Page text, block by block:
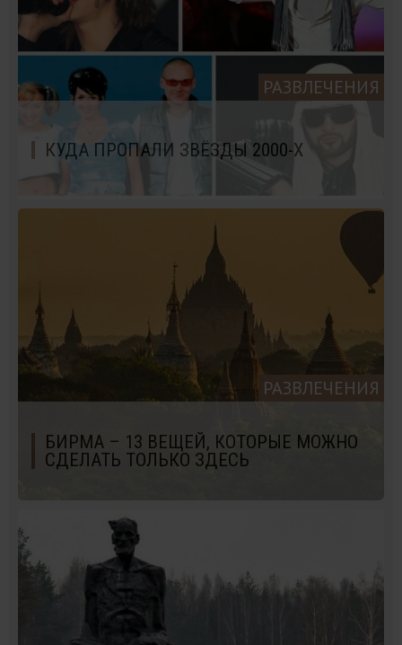
РАЗВЛЕЧЕНИЯ
КУДА ПРОПАЛИ ЗВЁЗДЫ 2000-Х
РАЗВЛЕЧЕНИЯ
БИРМА – 13 ВЕЩЕЙ, КОТОРЫЕ МОЖНО
СДЕЛАТЬ ТОЛЬКО ЗДЕСЬ